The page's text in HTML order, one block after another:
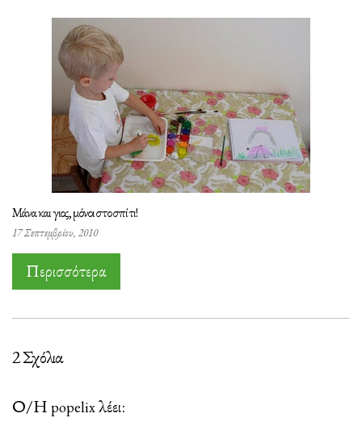
Μάνα και γιος, μόνοι στο σπίτι!
17 Σεπτεμβρίου, 2010
Περισσότερα
2 Σχόλια
Ο/Η popelixλέει: